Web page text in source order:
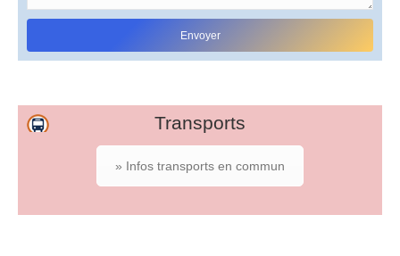
Transports
» Infos transports en commun